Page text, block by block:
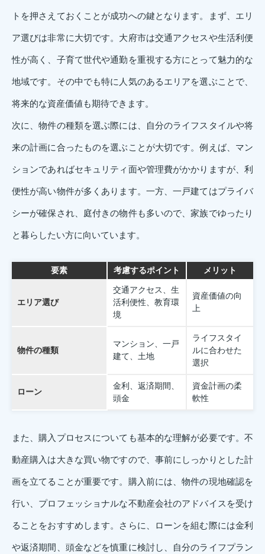
トを押さえておくことが成功への鍵となります。まず、エリ
ア選びは非常に大切です。大府市は交通アクセスや生活利便
性が高く、子育て世代や通勤を重視する方にとって魅力的な
地域です。その中でも特に人気のあるエリアを選ぶことで、
将来的な資産価値も期待できます。
次に、物件の種類を選ぶ際には、自分のライフスタイルや将
来の計画に合ったものを選ぶことが大切です。例えば、マン
ションであればセキュリティ面や管理費がかかりますが、利
便性が高い物件が多くあります。一方、一戸建てはプライバ
シーが確保され、庭付きの物件も多いので、家族でゆったり
と暮らしたい方に向いています。
要素 考慮するポイント メリット
エリア選び
交通アクセス、生
活利便性、教育環
境
資産価値の向
上
物件の種類
マンション、一戸
建て、土地
ライフスタイ
ルに合わせた
選択
ローン
金利、返済期間、
頭金
資金計画の柔
軟性
また、購入プロセスについても基本的な理解が必要です。不
動産購入は大きな買い物ですので、事前にしっかりとした計
画を立てることが重要です。購入前には、物件の現地確認を
行い、プロフェッショナルな不動産会社のアドバイスを受け
ることをおすすめします。さらに、ローンを組む際には金利
や返済期間、頭金などを慎重に検討し、自分のライフプラン